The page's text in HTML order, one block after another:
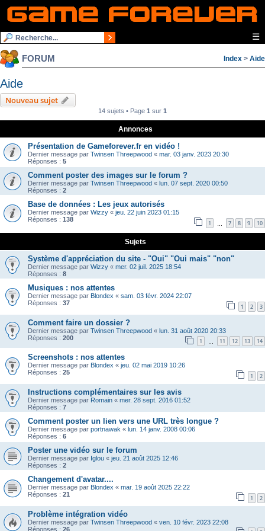
☰
FORUM Index > Aide
Aide
Nouveau sujet
14 sujets • Page 1 sur 1
Annonces
Présentation de Gameforever.fr en vidéo !
Dernier message par Twinsen Threepwood « mar. 03 janv. 2023 20:30
Réponses : 5
Comment poster des images sur le forum ?
Dernier message par Twinsen Threepwood « lun. 07 sept. 2020 00:50
Réponses : 2
Base de données : Les jeux autorisés
Dernier message par Wizzy « jeu. 22 juin 2023 01:15
Réponses : 138 1 7 8 9 10
Sujets
Système d'appréciation du site - "Oui" "Oui mais" "non"
Dernier message par Wizzy « mer. 02 juil. 2025 18:54
Réponses : 8
Musiques : nos attentes
Dernier message par Blondex « sam. 03 févr. 2024 22:07
Réponses : 37 1 2 3
Comment faire un dossier ?
Dernier message par Twinsen Threepwood « lun. 31 août 2020 20:33
Réponses : 200 1 11 12 13 14
Screenshots : nos attentes
Dernier message par Blondex « jeu. 02 mai 2019 10:26
Réponses : 25 1 2
Instructions complémentaires sur les avis
Dernier message par Romain « mer. 28 sept. 2016 01:52
Réponses : 7
Comment poster un lien vers une URL très longue ?
Dernier message par portnawak « lun. 14 janv. 2008 00:06
Réponses : 6
Poster une vidéo sur le forum
Dernier message par Iglou « jeu. 21 août 2025 12:46
Réponses : 2
Changement d'avatar....
Dernier message par Blondex « mar. 19 août 2025 22:22
Réponses : 21 1 2
Problème intégration vidéo
Dernier message par Twinsen Threepwood « ven. 10 févr. 2023 22:08
Réponses : 26